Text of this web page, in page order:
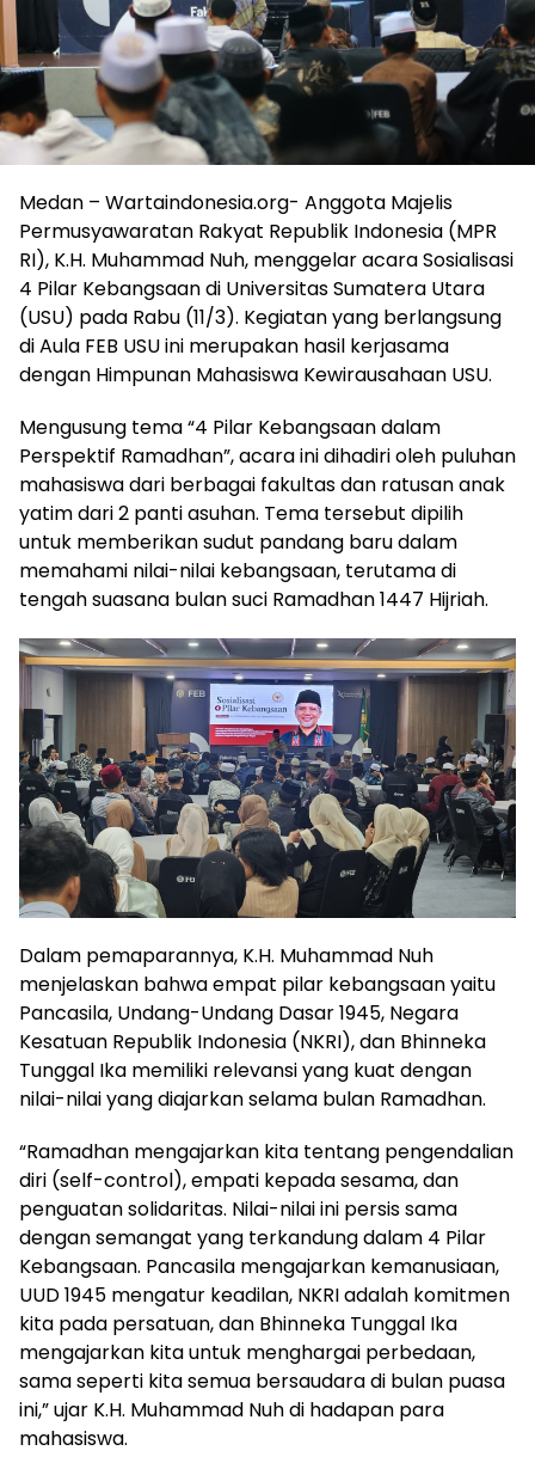
Medan – Wartaindonesia.org- Anggota Majelis
Permusyawaratan Rakyat Republik Indonesia (MPR
RI), K.H. Muhammad Nuh, menggelar acara Sosialisasi
4 Pilar Kebangsaan di Universitas Sumatera Utara
(USU) pada Rabu (11/3). Kegiatan yang berlangsung
di Aula FEB USU ini merupakan hasil kerjasama
dengan Himpunan Mahasiswa Kewirausahaan USU.
Mengusung tema “4 Pilar Kebangsaan dalam
Perspektif Ramadhan”, acara ini dihadiri oleh puluhan
mahasiswa dari berbagai fakultas dan ratusan anak
yatim dari 2 panti asuhan. Tema tersebut dipilih
untuk memberikan sudut pandang baru dalam
memahami nilai-nilai kebangsaan, terutama di
tengah suasana bulan suci Ramadhan 1447 Hijriah.
Dalam pemaparannya, K.H. Muhammad Nuh
menjelaskan bahwa empat pilar kebangsaan yaitu
Pancasila, Undang-Undang Dasar 1945, Negara
Kesatuan Republik Indonesia (NKRI), dan Bhinneka
Tunggal Ika memiliki relevansi yang kuat dengan
nilai-nilai yang diajarkan selama bulan Ramadhan.
“Ramadhan mengajarkan kita tentang pengendalian
diri (self-control), empati kepada sesama, dan
penguatan solidaritas. Nilai-nilai ini persis sama
dengan semangat yang terkandung dalam 4 Pilar
Kebangsaan. Pancasila mengajarkan kemanusiaan,
UUD 1945 mengatur keadilan, NKRI adalah komitmen
kita pada persatuan, dan Bhinneka Tunggal Ika
mengajarkan kita untuk menghargai perbedaan,
sama seperti kita semua bersaudara di bulan puasa
ini,” ujar K.H. Muhammad Nuh di hadapan para
mahasiswa.